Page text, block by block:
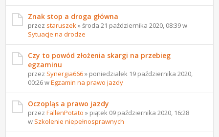
Znak stop a droga główna
przez staruszek » środa 21 października 2020, 08:39 w
Sytuacje na drodze
Czy to powód złożenia skargi na przebieg
egzaminu
przez Synergia666» poniedziałek 19 października 2020,
00:26 wEgzamin na prawo jazdy
Oczopląs a prawo jazdy
przezFallenPotato » piątek 09 października 2020, 16:28
w Szkolenie niepełnosprawnych